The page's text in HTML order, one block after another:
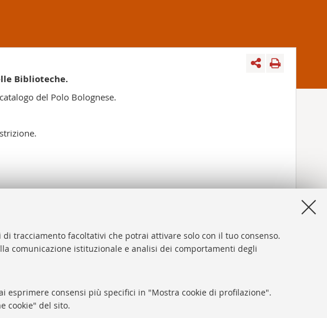
tracciamento facoltativi che potrai attivare solo con il tuo consenso.
comunicazione istituzionale e analisi dei comportamenti degli
esprimere consensi più specifici in "Mostra cookie di profilazione".
cookie" del sito.
Biblioteche.
del Polo Bolognese.
Help Desk
Informazioni sul sito e accessibilità